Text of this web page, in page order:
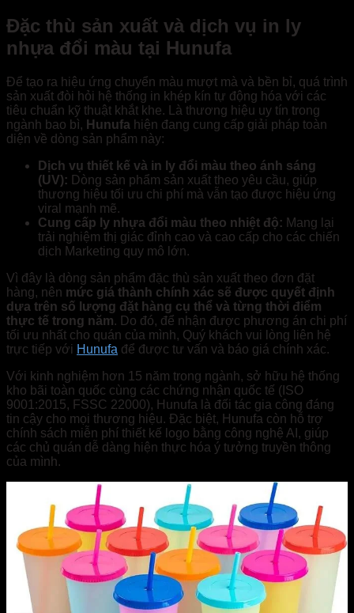
Đặc thù sản xuất và dịch vụ in ly
nhựa đổi màu tại Hunufa
Để tạo ra hiệu ứng chuyển màu mượt mà và bền bỉ, quá trình
sản xuất đòi hỏi hệ thống in khép kín tự động hóa với các
tiêu chuẩn kỹ thuật khắt khe. Là thương hiệu uy tín trong
ngành bao bì, Hunufa hiện đang cung cấp giải pháp toàn
diện về dòng sản phẩm này:
Dịch vụ thiết kế và in ly đổi màu theo ánh sáng
(UV): Dòng sản phẩm sản xuất theo yêu cầu, giúp
thương hiệu tối ưu chi phí mà vẫn tạo được hiệu ứng
viral mạnh mẽ.
Cung cấp ly nhựa đổi màu theo nhiệt độ: Mang lại
trải nghiệm thị giác đỉnh cao và cao cấp cho các chiến
dịch Marketing quy mô lớn.
Vì đây là dòng sản phẩm đặc thù sản xuất theo đơn đặt
hàng, nên mức giá thành chính xác sẽ được quyết định
dựa trên số lượng đặt hàng cụ thể và từng thời điểm
thực tế trong năm. Do đó, để nhận được phương án chi phí
tối ưu nhất cho quán của mình, Quý khách vui lòng liên hệ
trực tiếp với Hunufa để được tư vấn và báo giá chính xác.
Với kinh nghiệm hơn 15 năm trong ngành, sở hữu hệ thống
kho bãi toàn quốc cùng các chứng nhận quốc tế (ISO
9001:2015, FSSC 22000), Hunufa là đối tác gia công đáng
tin cậy cho mọi thương hiệu. Đặc biệt, Hunufa còn hỗ trợ
chính sách miễn phí thiết kế logo bằng công nghệ AI, giúp
các chủ quán dễ dàng hiện thực hóa ý tưởng truyền thông
của mình.